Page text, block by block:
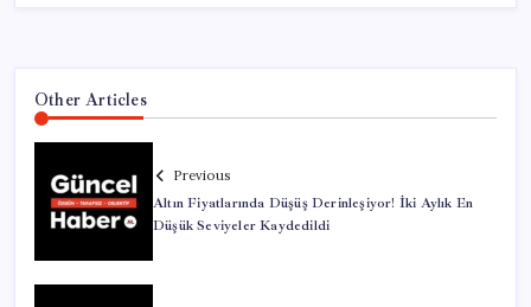
Other Articles
Previous
Altın Fiyatlarında Düşüş Derinleşiyor! İki Aylık En
Düşük Seviyeler Kaydedildi